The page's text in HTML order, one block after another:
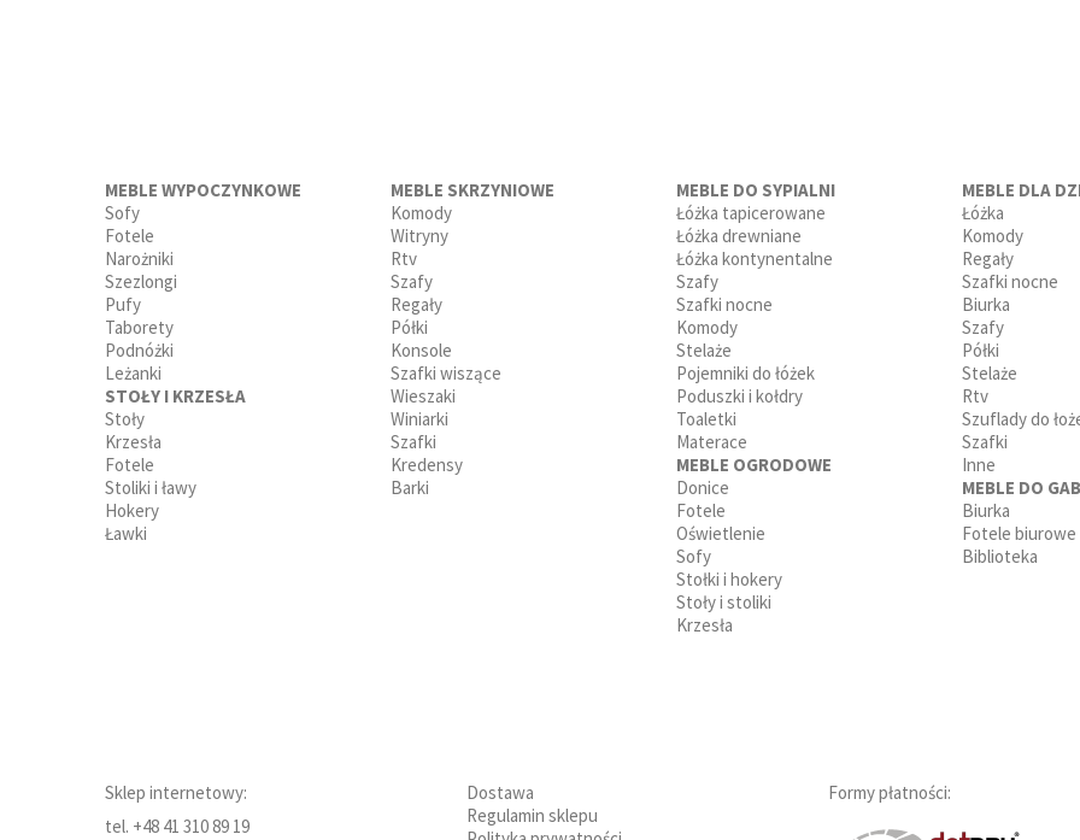
MEBLE WYPOCZYNKOWE
Sofy
Fotele
Narożniki
Szezlongi
Pufy
Taborety
Podnóżki
Leżanki
STOŁY I KRZESŁA
Stoły
Krzesła
Fotele
Stoliki i ławy
Hokery
Ławki
MEBLE SKRZYNIOWE
Komody
Witryny
Rtv
Szafy
Regały
Półki
Konsole
Szafki wiszące
Wieszaki
Winiarki
Szafki
Kredensy
Barki
MEBLE DO SYPIALNI
Łóżka tapicerowane
Łóżka drewniane
Łóżka kontynentalne
Szafy
Szafki nocne
Komody
Stelaże
Pojemniki do łóżek
Poduszki i kołdry
Toaletki
Materace
MEBLE OGRODOWE
Donice
Fotele
Oświetlenie
Sofy
Stołki i hokery
Stoły i stoliki
Krzesła
MEBLE DLA
Łóżka
Komody
Regały
Szafki nocne
Biurka
Szafy
Półki
Stelaże
Rtv
Szuflady do
Szafki
Inne
MEBLE DO
Biurka
Fotele biurowe
Biblioteka
Sklep internetowy:
tel. +48 41 310 89 19
Dostawa
Regulamin sklepu
Formy płatności: